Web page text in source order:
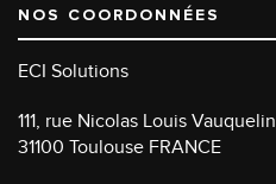
NOS COORDONNÉES
ECI Solutions
111, rue Nicolas Louis Vauquelin
31100 Toulouse FRANCE